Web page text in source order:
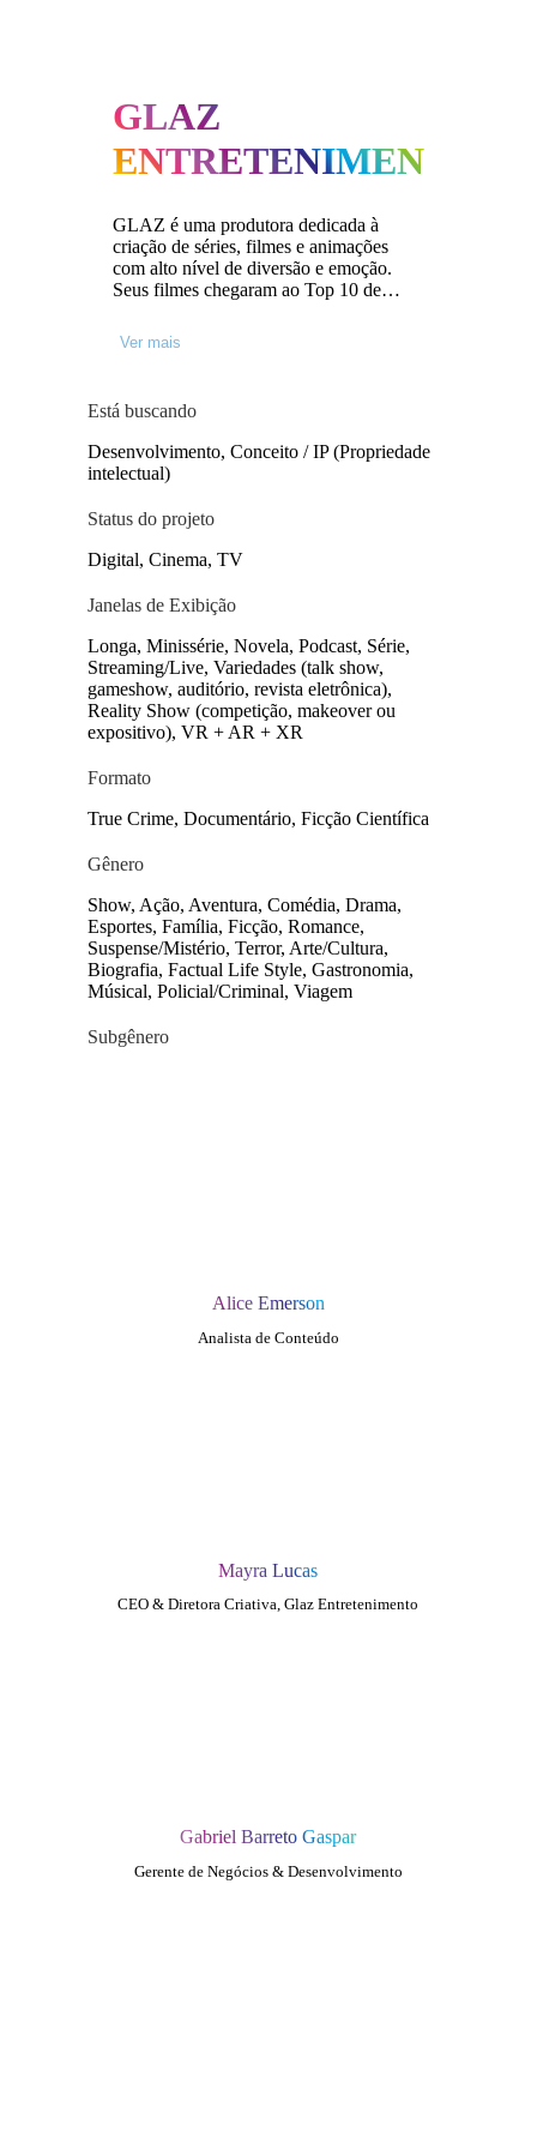
GLAZ
ENTRETENIMENTO
GLAZ é uma produtora dedicada à
criação de séries, filmes e animações
com alto nível de diversão e emoção.
Seus filmes chegaram ao Top 10 de
estiveram no Top 10 de streaming em
várias plataformas. Entre seus muitos
assistidas entre os programas de língua
não inglesa em fevereiro de 2022);
“Rensga Hits” (Globoplay, número 1 na
Globo Brasil, atingindo 20 milhões de
(Globoplay, recentemente indicado ao
Emmy Internacional de Melhor Série
Documental) e os longas “Tô Ryca!”,
“Esposa de Aluguel”.
Ver mais
Está buscando
Desenvolvimento, Conceito / IP (Propriedade
intelectual)
Status do projeto
Digital, Cinema, TV
Janelas de Exibição
Longa, Minissérie, Novela, Podcast, Série,
Streaming/Live, Variedades (talk show,
gameshow, auditório, revista eletrônica),
Reality Show (competição, makeover ou
expositivo), VR + AR + XR
Formato
True Crime, Documentário, Ficção Científica
Gênero
Show, Ação, Aventura, Comédia, Drama,
Esportes, Família, Ficção, Romance,
Suspense/Mistério, Terror, Arte/Cultura,
Biografia, Factual Life Style, Gastronomia,
Músical, Policial/Criminal, Viagem
Subgênero
Alice Emerson
Analista de Conteúdo
Mayra Lucas
CEO & Diretora Criativa, Glaz Entretenimento
Gabriel Barreto Gaspar
Gerente de Negócios & Desenvolvimento